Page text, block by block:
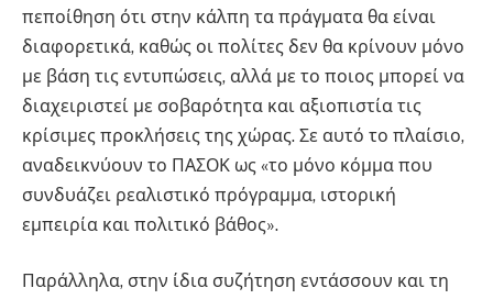
πεποίθηση ότι στην κάλπη τα πράγματα θα είναι
διαφορετικά, καθώς οι πολίτες δεν θα κρίνουν μόνο
με βάση τις εντυπώσεις, αλλά με το ποιος μπορεί να
διαχειριστεί με σοβαρότητα και αξιοπιστία τις
κρίσιμες προκλήσεις της χώρας. Σε αυτό το πλαίσιο,
αναδεικνύουν το ΠΑΣΟΚ ως «το μόνο κόμμα που
συνδυάζει ρεαλιστικό πρόγραμμα, ιστορική
εμπειρία και πολιτικό βάθος».
Παράλληλα, στην ίδια συζήτηση εντάσσουν και τη